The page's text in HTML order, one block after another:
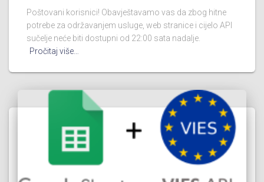
Poštovani korisnici! Obavještavamo vas da zbog hitne
potrebe za održavanjem usluge, web stranice i cijelo API
sučelje neće biti dostupni od 22:00 sata nadalje.
Pročitaj više…